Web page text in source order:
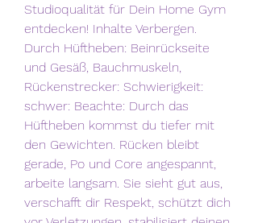
Studioqualität für Dein Home Gym
entdecken! Inhalte Verbergen.
Durch Hüftheben: Beinrückseite
und Gesäß, Bauchmuskeln,
Rückenstrecker: Schwierigkeit:
schwer: Beachte: Durch das
Hüftheben kommst du tiefer mit
den Gewichten. Rücken bleibt
gerade, Po und Core angespannt,
arbeite langsam. Sie sieht gut aus,
verschafft dir Respekt, schützt dich